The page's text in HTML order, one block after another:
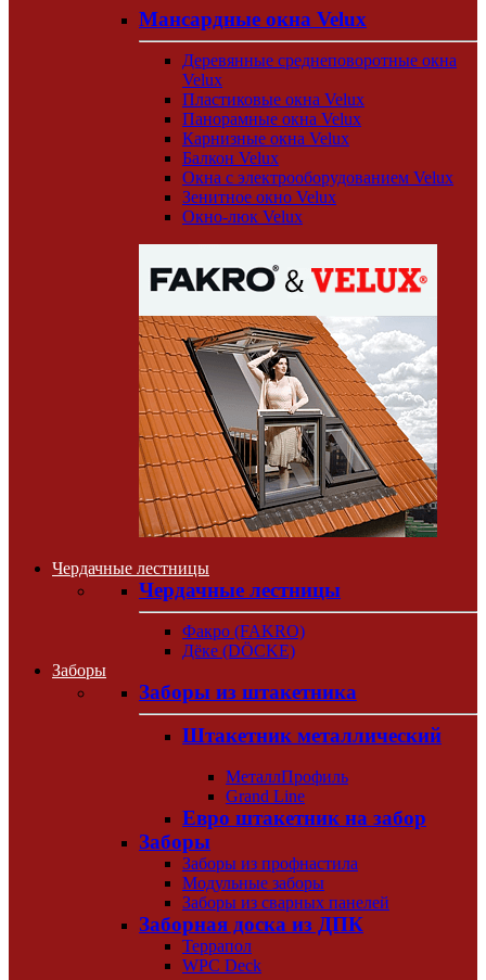
Мансардные окна Velux
Деревянные среднеповоротные окна
Velux
Пластиковые окна Velux
Панорамные окна Velux
Карнизные окна Velux
Балкон Velux
Окна с электрооборудованием Velux
Зенитное окно Velux
Окно-люк Velux
Чердачные лестницы
Чердачные лестницы
Факро (FAKRO)
Дёке (DÖCKE)
Заборы
Заборы из штакетника
Штакетник металлический
МеталлПрофиль
Grand Line
Евро штакетник на забор
Заборы
Заборы из профнастила
Модульные заборы
Заборы из сварных панелей
Заборная доска из ДПК
Террапол
WPC Deck